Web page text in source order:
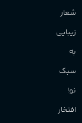
شعار
زیبایی
به
سبک
نو!
افتخار